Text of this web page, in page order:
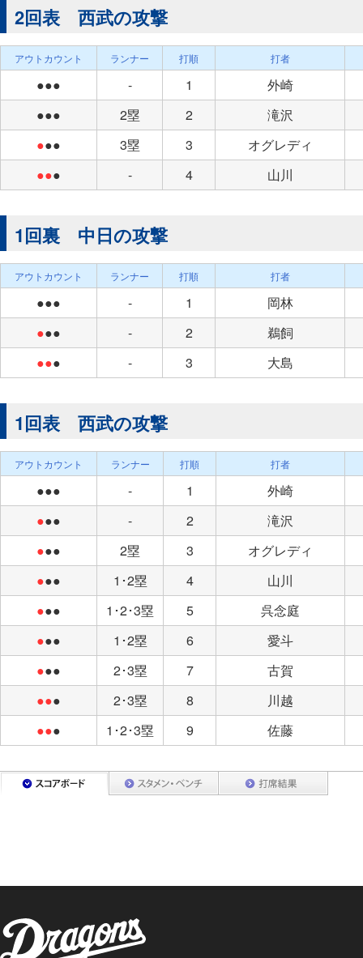
2回表 西武の攻撃
アウトカウント ランナー 打順 打者
●●● - 1
外崎
●●●
2塁 2
滝沢
●●● 3塁 3
オグレディ
●●● - 4 山川
1回裏 中日の攻撃
アウトカウント ランナー 打順 打者
●●● - 1
岡林
●●● - 2
鵜飼
●●● - 3 大島
1回表 西武の攻撃
アウトカウント ランナー 打順 打者
●●● - 1
外崎
●●● - 2
滝沢
●●● 2塁 3
オグレディ
●●● 1･2塁 4
山川
●●● 1･2･3塁 5
呉念庭
●●● 1･2塁 6
愛斗
●●● 2･3塁 7
古賀
●●● 2･3塁 8
川越
●●● 1･2･3塁 9 佐藤